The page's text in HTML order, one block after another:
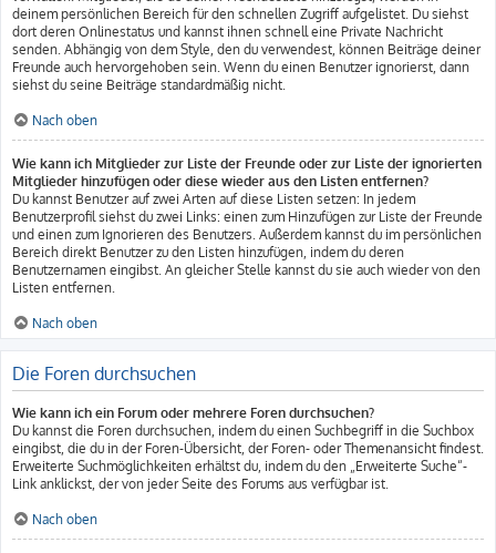
deinem persönlichen Bereich für den schnellen Zugriff aufgelistet. Du siehst
dort deren Onlinestatus und kannst ihnen schnell eine Private Nachricht
senden. Abhängig von dem Style, den du verwendest, können Beiträge deiner
Freunde auch hervorgehoben sein. Wenn du einen Benutzer ignorierst, dann
siehst du seine Beiträge standardmäßig nicht.
Nach oben
Wie kann ich Mitglieder zur Liste der Freunde oder zur Liste der ignorierten
Mitglieder hinzufügen oder diese wieder aus den Listen entfernen?
Du kannst Benutzer auf zwei Arten auf diese Listen setzen: In jedem
Benutzerprofil siehst du zwei Links: einen zum Hinzufügen zur Liste der Freunde
und einen zum Ignorieren des Benutzers. Außerdem kannst du im persönlichen
Bereich direkt Benutzer zu den Listen hinzufügen, indem du deren
Benutzernamen eingibst. An gleicher Stelle kannst du sie auch wieder von den
Listen entfernen.
Nach oben
Die Foren durchsuchen
Wie kann ich ein Forum oder mehrere Foren durchsuchen?
Du kannst die Foren durchsuchen, indem du einen Suchbegriff in die Suchbox
eingibst, die du in der Foren-Übersicht, der Foren- oder Themenansicht findest.
Erweiterte Suchmöglichkeiten erhältst du, indem du den „Erweiterte Suche“-
Link anklickst, der von jeder Seite des Forums aus verfügbar ist.
Nach oben